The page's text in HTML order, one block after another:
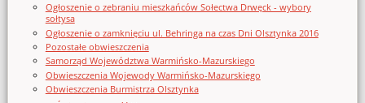
Ogłoszenie o zebraniu mieszkańców Sołectwa Drwęck - wybory
sołtysa
Ogłoszenie o zamknięciu ul. Behringa na czas Dni Olsztynka 2016
Pozostałe obwieszczenia
Samorząd Województwa Warmińsko-Mazurskiego
Obwieszczenia Wojewody Warmińsko-Mazurskiego
Obwieszczenia Burmistrza Olsztynka